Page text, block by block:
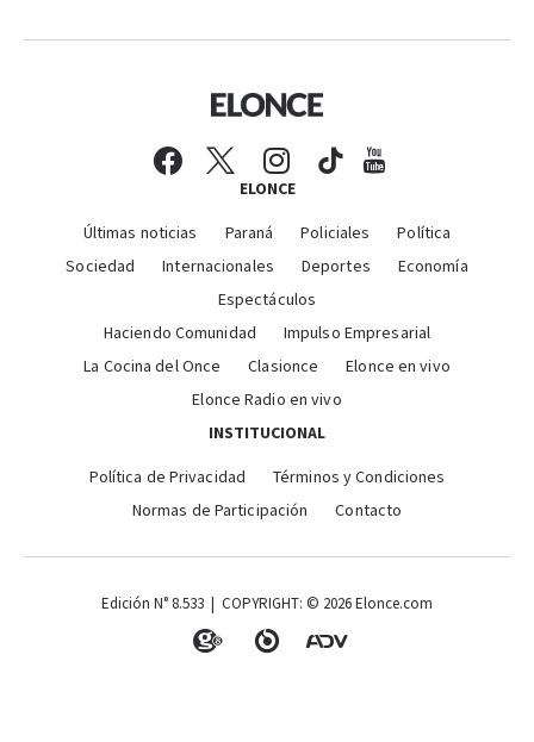
ELONCE
Últimas noticias Paraná Policiales
Política
Sociedad
Internacionales Deportes
Economía
Espectáculos
Haciendo Comunidad
Impulso Empresarial
La Cocina del Once
Clasionce
Elonce en vivo
Elonce Radio en vivo
INSTITUCIONAL
Política de Privacidad
Términos y Condiciones
Normas de Participación
Contacto
Edición N° 8.533 | COPYRIGHT: © 2026 Elonce.com